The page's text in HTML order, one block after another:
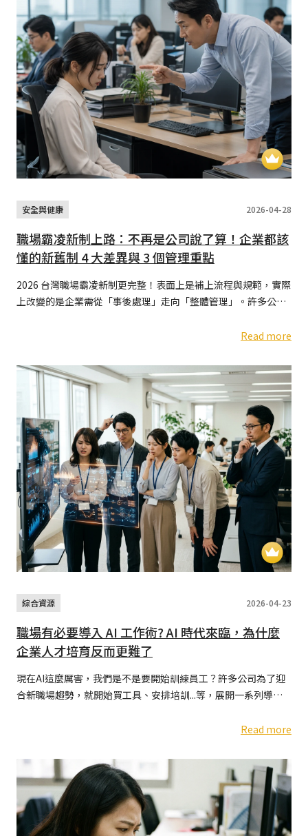
安全與健康 2026-04-28
職場霸凌新制上路：不再是公司說了算！企業都該
懂的新舊制 4 大差異與 3 個管理重點
2026 台灣職場霸凌新制更完整！表面上是補上流程與規範，實際
上改變的是企業需從「事後處理」走向「整體管理」。許多公司
Read more
綜合資源 2026-04-23
職場有必要導入 AI 工作術? AI 時代來臨，為什麼
企業人才培育反而更難了
現在AI這麼厲害，我們是不是要開始訓練員工？許多公司為了迎
合新職場趨勢，就開始買工具、安排培訓...等，展開一系列導入
Read more